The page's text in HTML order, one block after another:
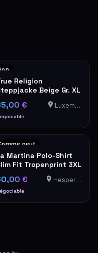
Religion
Beige Gr. XL
€ Luxemburg
neuf
Martina Polo-Shirt
Fit Tropenprint 3XL
€ Hesperange